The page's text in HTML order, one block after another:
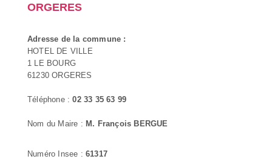
ORGERES
Adresse de la commune :
HOTEL DE VILLE
1 LE BOURG
61230 ORGERES
Téléphone :02 33 35 63 99
Nom du Maire : M. François BERGUE
Numéro Insee : 61317